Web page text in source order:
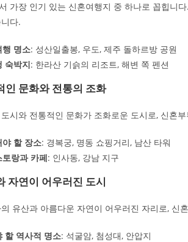
가장 인기 있는 신혼여행지 중 하나로 꼽힙니
다.
행 명소: 성산일출봉, 우도, 제주 돌하르방 공원
숙박지: 한라산 기슭의 리조트, 해변 쪽 펜션
인 문화와 전통의 조화
시와 전통적인 문화가 조화로운 도시로, 신혼
야 할 장소: 경복궁, 명동 쇼핑거리, 남산 타워
랑과 카페: 인사동, 강남 지구
자연이 어우러진 도시
유산과 아름다운 자연이 어우러진 자리로, 신
할 역사적 명소: 석굴암, 첨성대, 안압지